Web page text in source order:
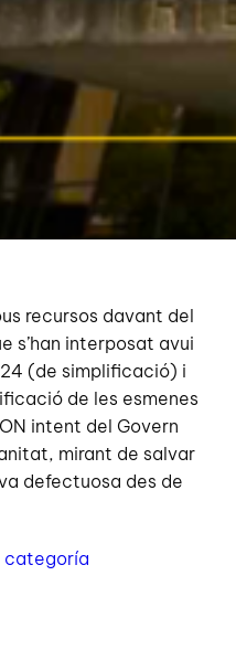
recursos davant del
s’han interposat avui
(de simplificació) i
de les esmenes
intent del Govern
mirant de salvar
defectuosa des de
categoría